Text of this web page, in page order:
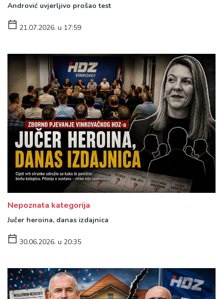
Andrović uvjerljivo prošao test
21.07.2026. u 17:59
Nepoznata kategorija
Jučer heroina, danas izdajnica
30.06.2026. u 20:35